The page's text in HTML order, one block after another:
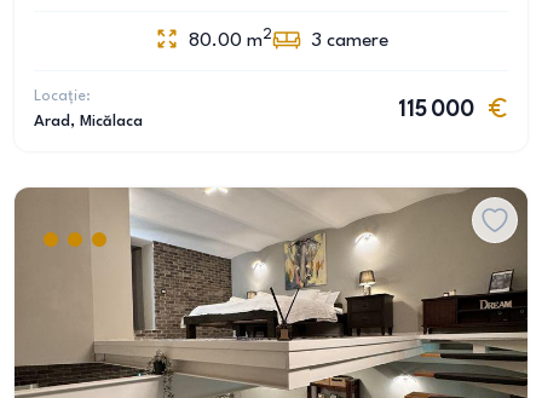
80.00 m2 3 camere
Locație:
Arad , Micălaca
115 000